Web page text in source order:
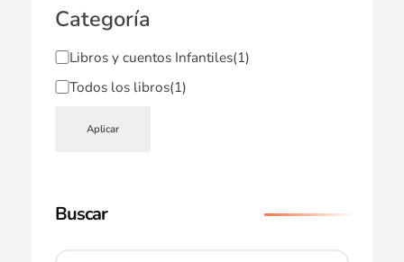
Categoría
Libros y cuentos Infantiles(1)
Todos los libros(1)
Aplicar
Buscar